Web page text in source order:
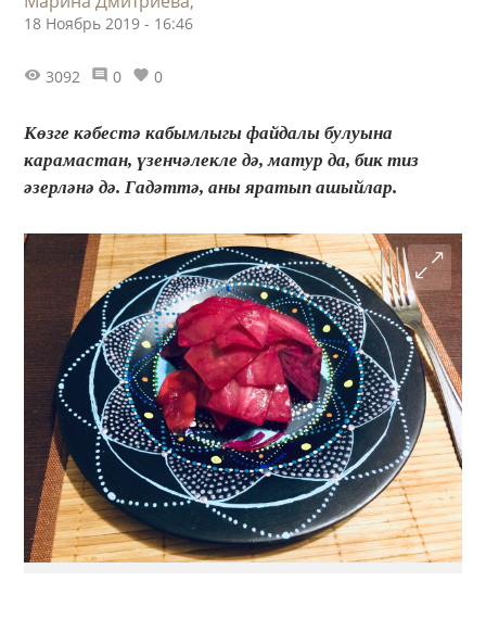
18 Ноябрь 2019 - 16:46
3092 0 0
Көзге кәбестә кабымлыгы файдалы булуына
карамастан, үзенчәлекле дә, матур да, бик тиз
әзерләнә дә. Гадәттә, аны яратып ашыйлар.